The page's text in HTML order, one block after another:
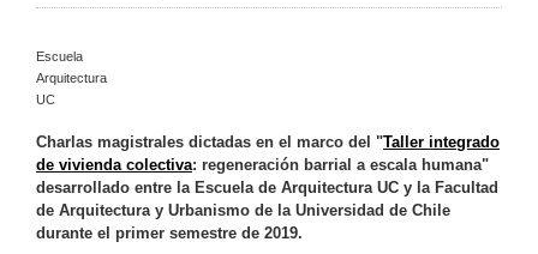
Escuela
Arquitectura
UC
Charlas magistrales dictadas en el marco del "Taller integrado
de vivienda colectiva: regeneración barrial a escala humana"
desarrollado entre la Escuela de Arquitectura UC y la Facultad
de Arquitectura y Urbanismo de la Universidad de Chile
durante el primer semestre de 2019.